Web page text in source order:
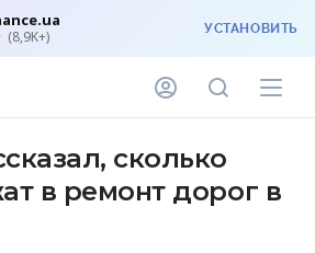
(8,9K+) УСТАНОВИТЬ
сколько
в ремонт дорог в